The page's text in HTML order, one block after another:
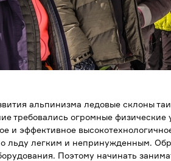
альпинизма ледовые склоны
требовались огромные
и эффективное
льду легким и непринужденным.
Поэтому начинать